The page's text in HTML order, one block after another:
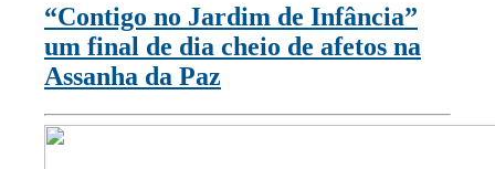
“Contigo no Jardim de Infância”
um final de dia cheio de afetos na
Assanha da Paz